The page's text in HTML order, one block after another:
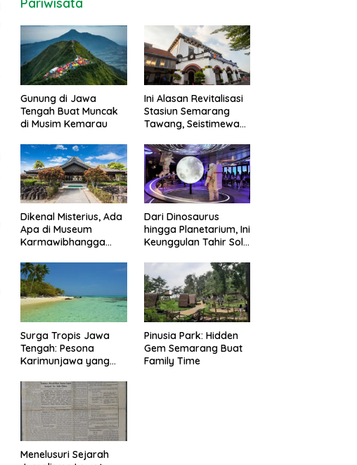
Gunung di Jawa
Tengah Buat Muncak
di Musim Kemarau
Ini Alasan Revitalisasi
Stasiun Semarang
Tawang, Seistimewa
Dikenal Misterius, Ada
Apa di Museum
Karmawibhangga
Dari Dinosaurus
hingga Planetarium, Ini
Keunggulan Tahir Solo
Surga Tropis Jawa
Tengah: Pesona
Karimunjawa yang
Pinusia Park: Hidden
Gem Semarang Buat
Family Time
Menelusuri Sejarah